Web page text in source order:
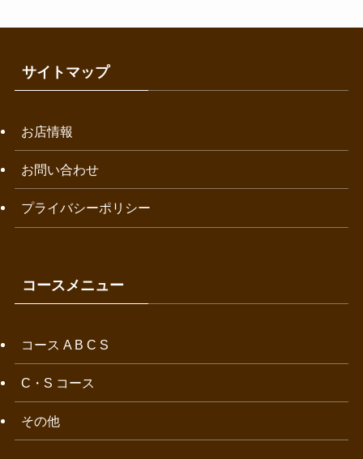
サイトマップ
お店情報
お問い合わせ
プライバシーポリシー
コースメニュー
コース A B C S
C・S コース
その他